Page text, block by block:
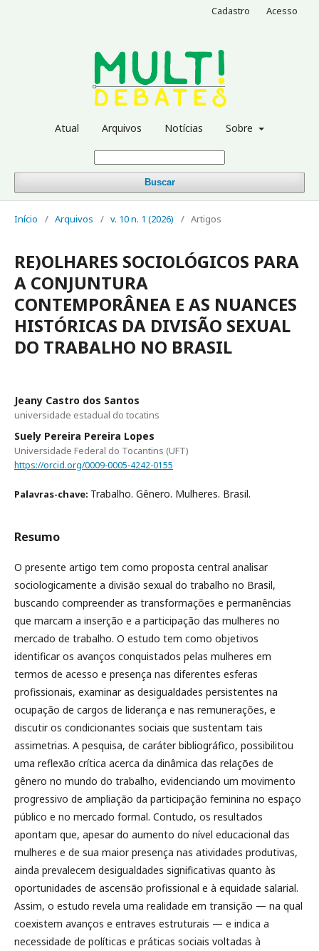
Atual Arquivos Notícias Sobre
Buscar
Cadastro Acesso
Início / Arquivos / v. 10 n. 1 (2026) / Artigos
RE)OLHARES SOCIOLÓGICOS PARA
A CONJUNTURA
CONTEMPORÂNEA E AS NUANCES
HISTÓRICAS DA DIVISÃO SEXUAL
DO TRABALHO NO BRASIL
Jeany Castro dos Santos
universidade estadual do tocatins
Suely Pereira Pereira Lopes
Universidade Federal do Tocantins (UFT)
https://orcid.org/0009-0005-4242-0155
Palavras-chave: Trabalho. Gênero. Mulheres. Brasil.
Resumo
O presente artigo tem como proposta central analisar
sociologicamente a divisão sexual do trabalho no Brasil,
buscando compreender as transformações e permanências
que marcam a inserção e a participação das mulheres no
mercado de trabalho. O estudo tem como objetivos
identificar os avanços conquistados pelas mulheres em
termos de acesso e presença nas diferentes esferas
profissionais, examinar as desigualdades persistentes na
ocupação de cargos de liderança e nas remunerações, e
discutir os condicionantes sociais que sustentam tais
assimetrias. A pesquisa, de caráter bibliográfico, possibilitou
uma reflexão crítica acerca da dinâmica das relações de
gênero no mundo do trabalho, evidenciando um movimento
progressivo de ampliação da participação feminina no espaço
público e no mercado formal. Contudo, os resultados
apontam que, apesar do aumento do nível educacional das
mulheres e de sua maior presença nas atividades produtivas,
ainda prevalecem desigualdades significativas quanto às
oportunidades de ascensão profissional e à equidade salarial.
Assim, o estudo revela uma realidade em transição — na qual
coexistem avanços e entraves estruturais — e indica a
necessidade de políticas e práticas sociais voltadas à